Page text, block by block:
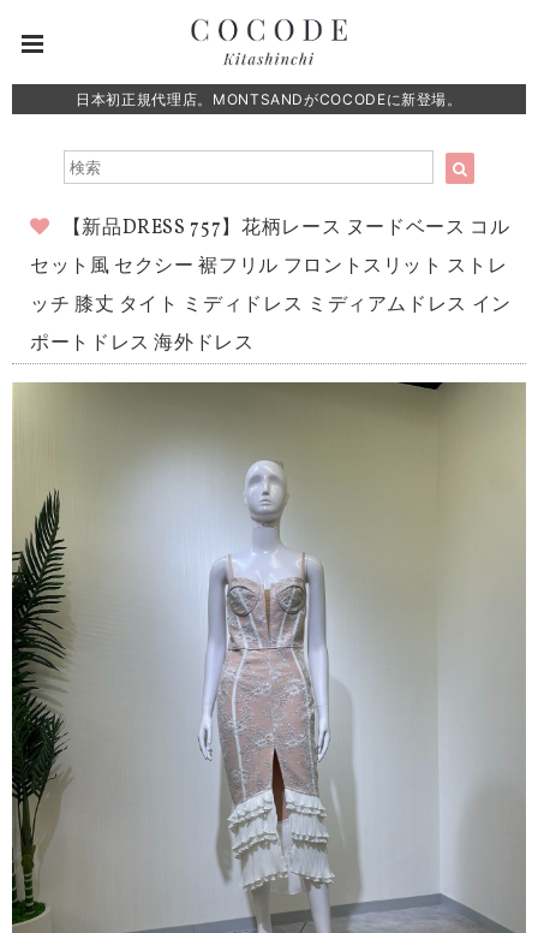
日本初正規代理店。MONTSANDがCOCODEに新登場。
【新品DRESS 757】花柄レース ヌードベース コル
セット風 セクシー 裾フリル フロントスリット ストレ
ッチ 膝丈 タイト ミディドレス ミディアムドレス イン
ポートドレス 海外ドレス